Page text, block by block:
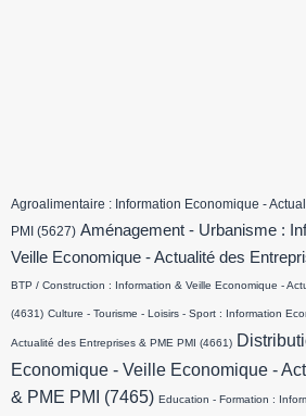
Agroalimentaire : Information Economique -
PMI (5627) Aménagement - Urbanisme :
Veille Economique - Actualité des
BTP / Construction : Information & Veille Economique -
(4631) Culture - Tourisme - Loisirs - Sport : Information
Actualité des Entreprises & PME PMI (4661)
Economique - Veille Economique -
& PME PMI
(7465) Education - Formation :